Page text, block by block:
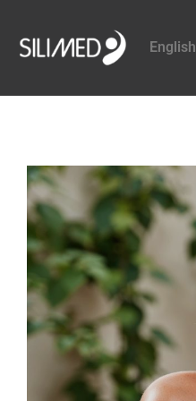
English